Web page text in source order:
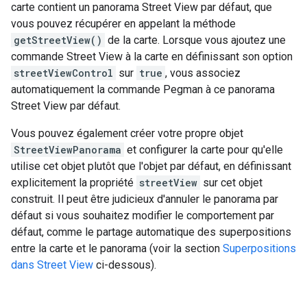
carte contient un panorama Street View par défaut, que
vous pouvez récupérer en appelant la méthode
getStreetView() de la carte. Lorsque vous ajoutez une
commande Street View à la carte en définissant son option
streetViewControl sur true , vous associez
automatiquement la commande Pegman à ce panorama
Street View par défaut.
Vous pouvez également créer votre propre objet
StreetViewPanorama et configurer la carte pour qu'elle
utilise cet objet plutôt que l'objet par défaut, en définissant
explicitement la propriété streetView sur cet objet
construit. Il peut être judicieux d'annuler le panorama par
défaut si vous souhaitez modifier le comportement par
défaut, comme le partage automatique des superpositions
entre la carte et le panorama (voir la section Superpositions
dans Street View ci-dessous).